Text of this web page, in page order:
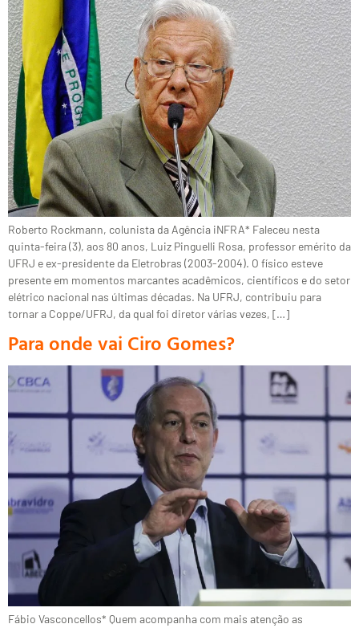
Roberto Rockmann, colunista da Agência iNFRA* Faleceu nesta
quinta-feira (3), aos 80 anos, Luiz Pinguelli Rosa, professor emérito da
UFRJ e ex-presidente da Eletrobras (2003-2004). O físico esteve
presente em momentos marcantes acadêmicos, científicos e do setor
elétrico nacional nas últimas décadas. Na UFRJ, contribuiu para
tornar a Coppe/UFRJ, da qual foi diretor várias vezes, […]
Para onde vai Ciro Gomes?
Fábio Vasconcellos* Quem acompanha com mais atenção as